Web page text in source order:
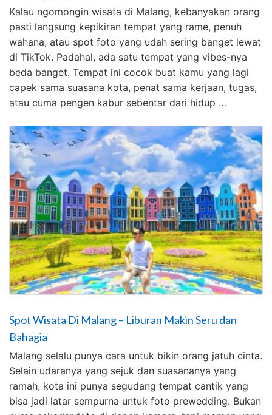
Kalau ngomongin wisata di Malang, kebanyakan orang
pasti langsung kepikiran tempat yang rame, penuh
wahana, atau spot foto yang udah sering banget lewat
di TikTok. Padahal, ada satu tempat yang vibes-nya
beda banget. Tempat ini cocok buat kamu yang lagi
capek sama suasana kota, penat sama kerjaan, tugas,
atau cuma pengen kabur sebentar dari hidup …
Spot Wisata Di Malang – Liburan Makin Seru dan
Bahagia
Malang selalu punya cara untuk bikin orang jatuh cinta.
Selain udaranya yang sejuk dan suasananya yang
ramah, kota ini punya segudang tempat cantik yang
bisa jadi latar sempurna untuk foto prewedding. Bukan